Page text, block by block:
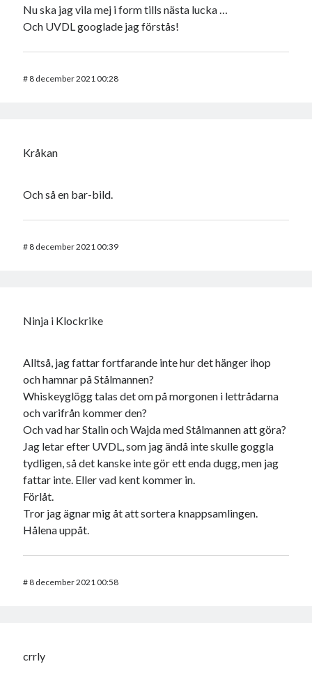
Nu ska jag vila mej i form tills nästa lucka …
Och UVDL googlade jag förstås!
# 8 december 2021 00:28
Kråkan
Och så en bar-bild.
# 8 december 2021 00:39
Ninja i Klockrike
Alltså, jag fattar fortfarande inte hur det hänger ihop
och hamnar på Stålmannen?
Whiskeyglögg talas det om på morgonen i lettrådarna
och varifrån kommer den?
Och vad har Stalin och Wajda med Stålmannen att göra?
Jag letar efter UVDL, som jag ändå inte skulle goggla
tydligen, så det kanske inte gör ett enda dugg, men jag
fattar inte. Eller vad kent kommer in.
Förlåt.
Tror jag ägnar mig åt att sortera knappsamlingen.
Hålena uppåt.
# 8 december 2021 00:58
crrly